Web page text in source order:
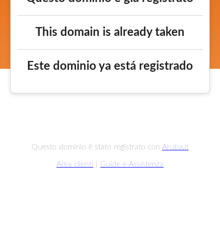
This domain is already taken
Este dominio ya está registrado
Questo dominio è stato registrato con Aruba.it
Area clienti Guide e Assistenza